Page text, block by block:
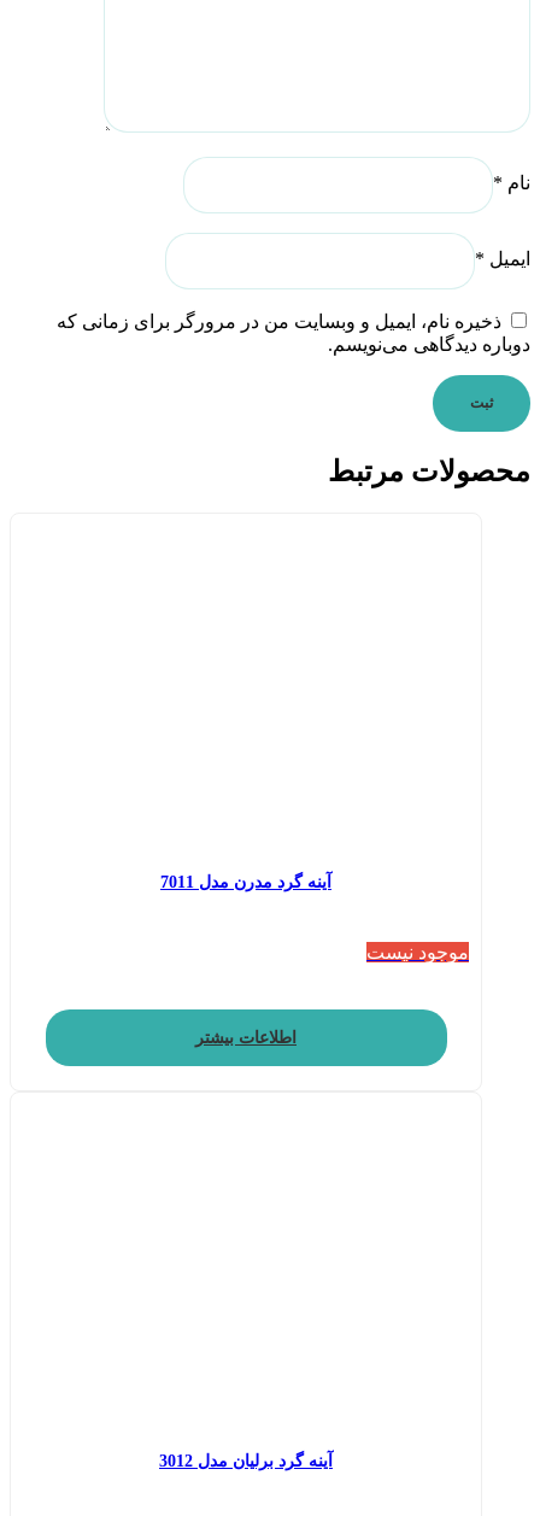
نام *
ایمیل *
ذخیره نام، ایمیل و وبسایت من در مرورگر برای زمانی که
دوباره دیدگاهی می‌نویسم.
محصولات مرتبط
آینه گرد مدرن مدل 7011
موجود نیست
اطلاعات بیشتر
آینه گرد برلیان مدل 3012